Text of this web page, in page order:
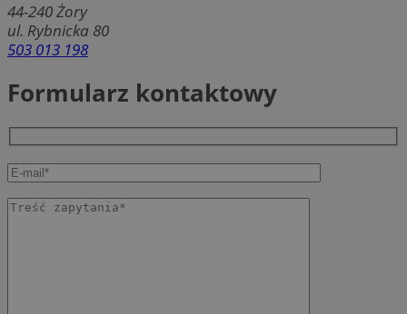
44-240Żory
ul. Rybnicka 80
503 013 198
Formularz kontaktowy